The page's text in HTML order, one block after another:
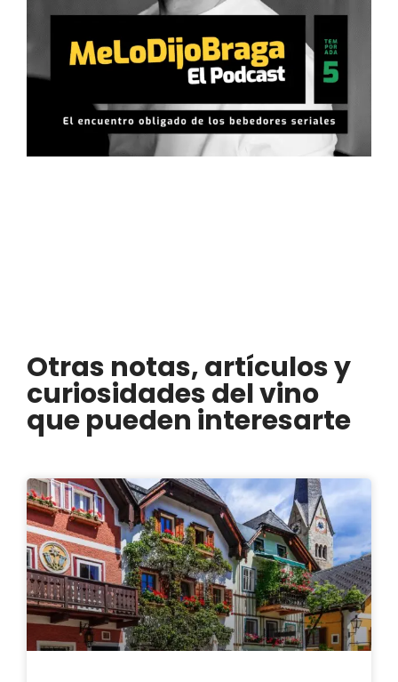
Otras notas, artículos y
curiosidades del vino
que pueden interesarte